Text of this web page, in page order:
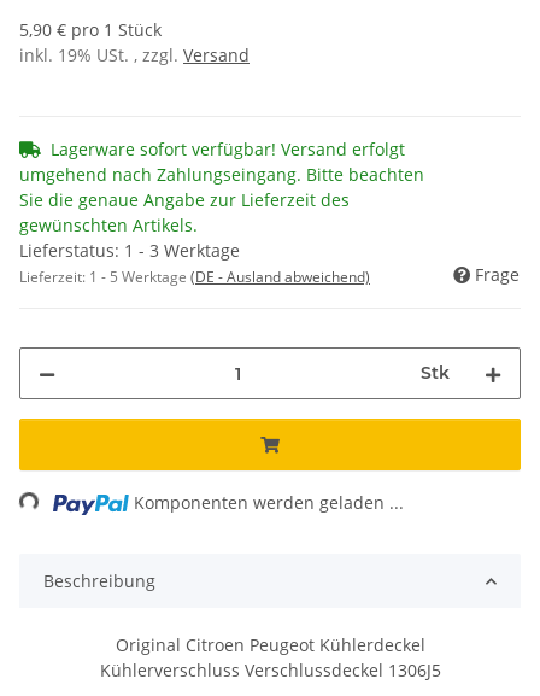
5,90 € pro 1 Stück
inkl. 19% USt. , zzgl. Versand
Lagerware sofort verfügbar! Versand erfolgt
umgehend nach Zahlungseingang. Bitte beachten
Sie die genaue Angabe zur Lieferzeit des
gewünschten Artikels.
Lieferstatus: 1 - 3 Werktage
Lieferzeit: 1 - 5 Werktage (DE - Ausland abweichend) Frage
Stk
Komponenten werden geladen ...
Beschreibung
Original Citroen Peugeot Kühlerdeckel
Kühlerverschluss Verschlussdeckel 1306J5